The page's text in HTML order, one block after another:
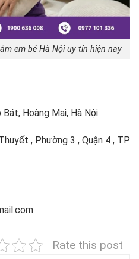
em bé Hà Nội uy tín hiện nay
Bát, Hoàng Mai, Hà Nội
, Phường 3 , Quận 4 , TP
Rate this post